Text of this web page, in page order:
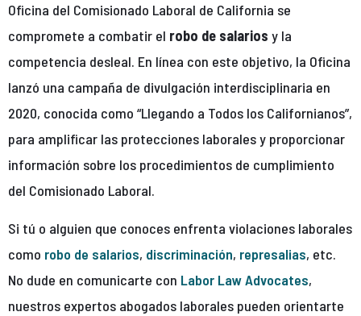
Oficina del Comisionado Laboral de California se
compromete a combatir el robo de salarios y la
competencia desleal. En línea con este objetivo, la Oficina
lanzó una campaña de divulgación interdisciplinaria en
2020, conocida como “Llegando a Todos los Californianos”,
para amplificar las protecciones laborales y proporcionar
información sobre los procedimientos de cumplimiento
del Comisionado Laboral.
Si tú o alguien que conoces enfrenta violaciones laborales
como robo de salarios, discriminación, represalias, etc.
No dude en comunicarte con Labor Law Advocates,
nuestros expertos abogados laborales pueden orientarte